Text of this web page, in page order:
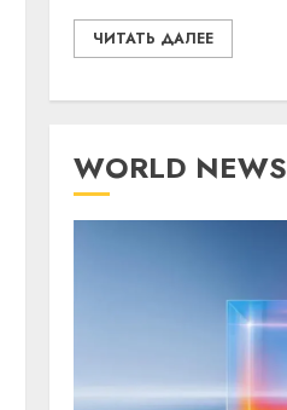
ЧИТАТЬ ДАЛЕЕ
WORLD NEWS